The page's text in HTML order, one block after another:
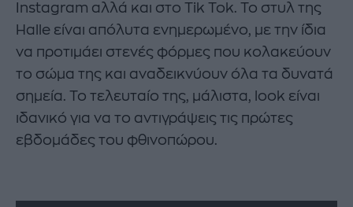
Instagram αλλά και στο Tik Tok. To στυλ της
Halle είναι απόλυτα ενημερωμένο, με την ίδια
να προτιμάει στενές φόρμες που κολακεύουν
το σώμα της και αναδεικνύουν όλα τα δυνατά
σημεία. Το τελευταίο της, μάλιστα, look είναι
ιδανικό για να το αντιγράψεις τις πρώτες
εβδομάδες του φθινοπώρου.